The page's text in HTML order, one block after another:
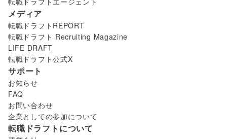
メディア
転職ドラフトREPORT
転職ドラフト Recruiting Magazine
LIFE DRAFT
転職ドラフト公式X
サポート
お知らせ
FAQ
お問い合わせ
企業としての参加について
転職ドラフトについて